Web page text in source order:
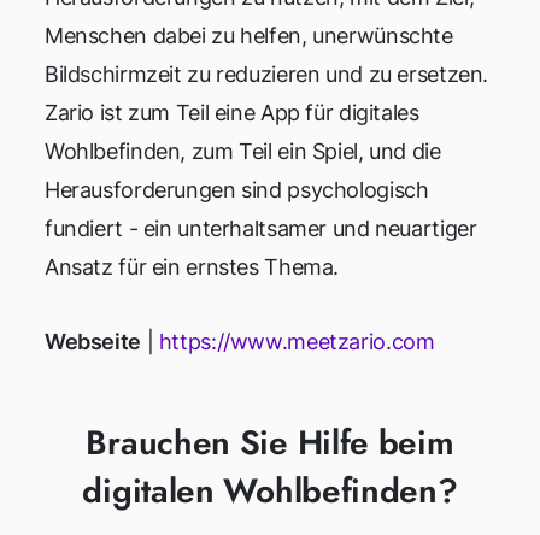
Menschen dabei zu helfen, unerwünschte
Bildschirmzeit zu reduzieren und zu ersetzen.
Zario ist zum Teil eine App für digitales
Wohlbefinden, zum Teil ein Spiel, und die
Herausforderungen sind psychologisch
fundiert - ein unterhaltsamer und neuartiger
Ansatz für ein ernstes Thema.
Webseite https://www.meetzario.com
Brauchen Sie Hilfe beim
digitalen Wohlbefinden?